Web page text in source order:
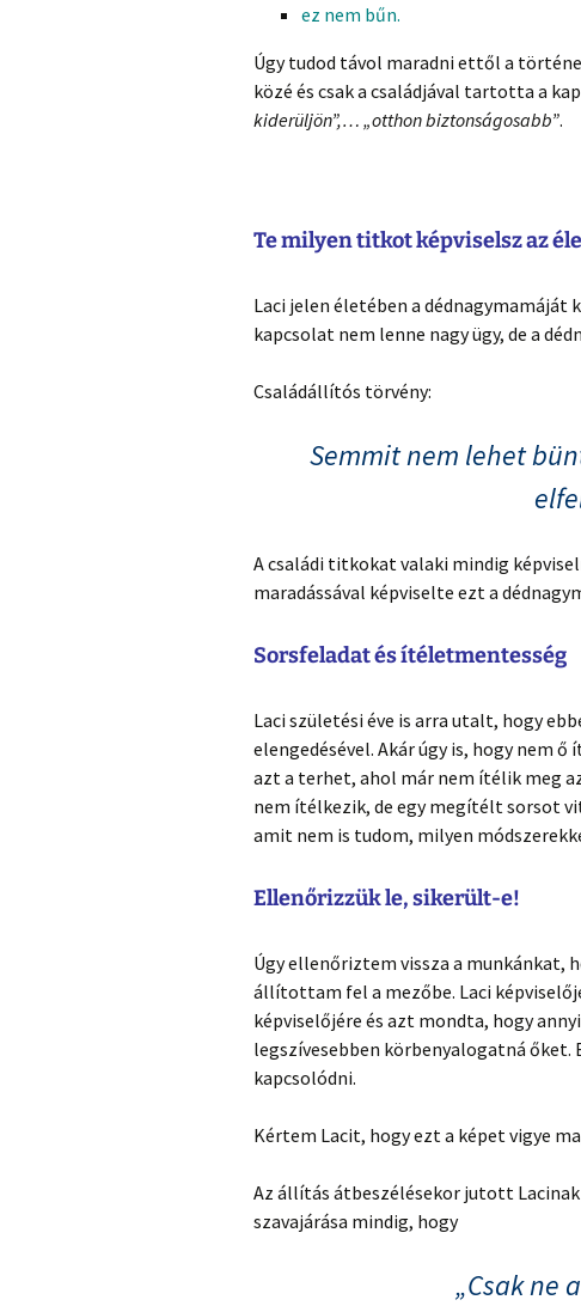
ez nem bűn.
Úgy tudod távol maradni ettől a
közé és csak a családjával tartotta a
kiderüljön”,… „otthon biztonságosabb”.
Te milyen titkot képviselsz az
Laci jelen életében a dédnagymamáját
kapcsolat nem lenne nagy ügy, de a
Családállítós törvény:
Semmit nem lehet
A családi titkokat valaki mindig
maradássával képviselte ezt a
Sorsfeladat és ítéletmentesség
Laci születési éve is arra utalt, hogy
elengedésével. Akár úgy is, hogy nem
azt a terhet, ahol már nem ítélik meg
nem ítélkezik, de egy megítélt sorsot
amit nem is tudom, milyen
Ellenőrizzük le, sikerült-e!
Úgy ellenőriztem vissza a munkánkat,
állítottam fel a mezőbe. Laci
képviselőjére és azt mondta, hogy
legszívesebben körbenyalogatná őket.
kapcsolódni.
Kértem Lacit, hogy ezt a képet vigye
Az állítás átbeszélésekor jutott Lacinak
szavajárása mindig, hogy
„Csak ne